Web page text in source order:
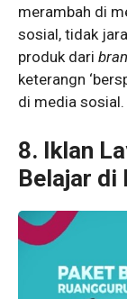
merambah di
sosial, tidak
produk dari
keterangn
di media sosial.
8. Iklan
Belajar di